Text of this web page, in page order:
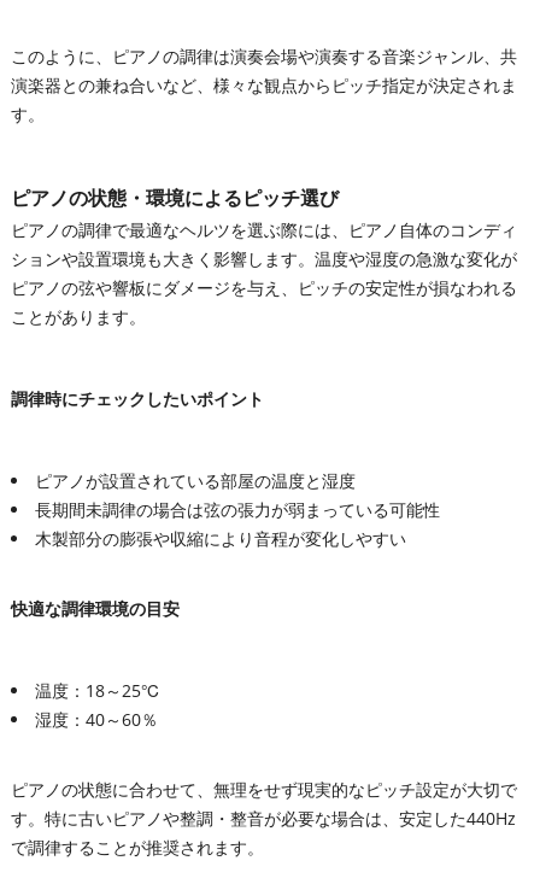
このように、ピアノの調律は演奏会場や演奏する音楽ジャンル、共
演楽器との兼ね合いなど、様々な観点からピッチ指定が決定されま
す。
ピアノの状態・環境によるピッチ選び
ピアノの調律で最適なヘルツを選ぶ際には、ピアノ自体のコンディ
ションや設置環境も大きく影響します。温度や湿度の急激な変化が
ピアノの弦や響板にダメージを与え、ピッチの安定性が損なわれる
ことがあります。
調律時にチェックしたいポイント
ピアノが設置されている部屋の温度と湿度
長期間未調律の場合は弦の張力が弱まっている可能性
木製部分の膨張や収縮により音程が変化しやすい
快適な調律環境の目安
温度：18～25℃
湿度：40～60％
ピアノの状態に合わせて、無理をせず現実的なピッチ設定が大切で
す。特に古いピアノや整調・整音が必要な場合は、安定した440Hz
で調律することが推奨されます。